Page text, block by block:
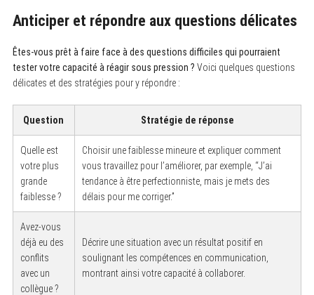
Anticiper et répondre aux questions délicates
Êtes-vous prêt à faire face à des questions difficiles qui pourraient
tester votre capacité à réagir sous pression ? Voici quelques questions
délicates et des stratégies pour y répondre :
Question Stratégie de réponse
Quelle est
votre plus
grande
faiblesse ?
Choisir une faiblesse mineure et expliquer comment
vous travaillez pour l’améliorer, par exemple, “J’ai
tendance à être perfectionniste, mais je mets des
délais pour me corriger.”
Avez-vous
déjà eu des
conflits
avec un
collègue ?
Décrire une situation avec un résultat positif en
soulignant les compétences en communication,
montrant ainsi votre capacité à collaborer.
S
c